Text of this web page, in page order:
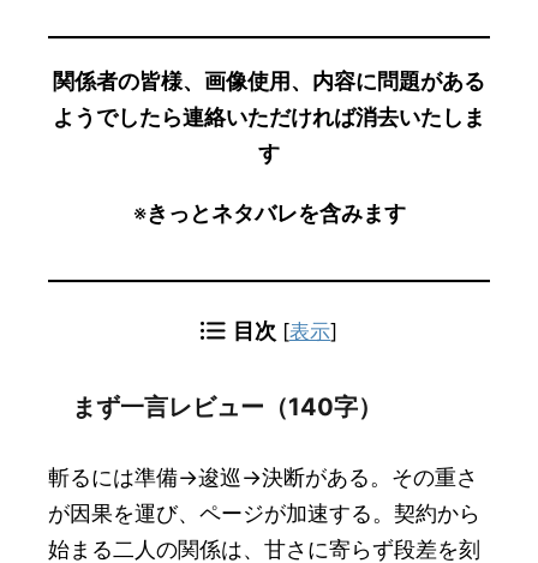
関係者の皆様、画像使用、内容に問題がある
ようでしたら連絡いただければ消去いたしま
す
※きっとネタバレを含みます
目次 [表示]
まず一言レビュー（140字）
斬るには準備→逡巡→決断がある。その重さ
が因果を運び、ページが加速する。契約から
始まる二人の関係は、甘さに寄らず段差を刻